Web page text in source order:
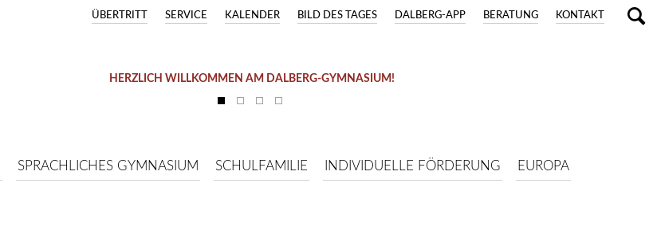
KONTAKT
BERATUNG
DALBERG-APP
BILD DES TAGES
KALENDER
SERVICE
ÜBERTRITT
HERZLICH WILLKOMMEN AM DALBERG-GYMNASIUM!
SPRACHLICHES GYMNASIUM SCHULFAMILIE INDIVIDUELLE FÖRDERUNG EUROPA